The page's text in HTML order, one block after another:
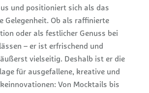
und positioniert sich als das
Gelegenheit. Ob als raffinierte
oder als festlicher Genuss bei
– er ist erfrischend und
vielseitig. Deshalb ist er die
für ausgefallene, kreative und
Von Mocktails bis